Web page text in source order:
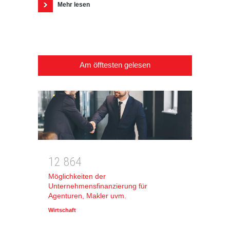
Mehr lesen
Am öfftesten gelesen
1 2 864
Möglichkeiten der
Unternehmensfinanzierung für
Agenturen, Makler uvm.
Wirtschaft